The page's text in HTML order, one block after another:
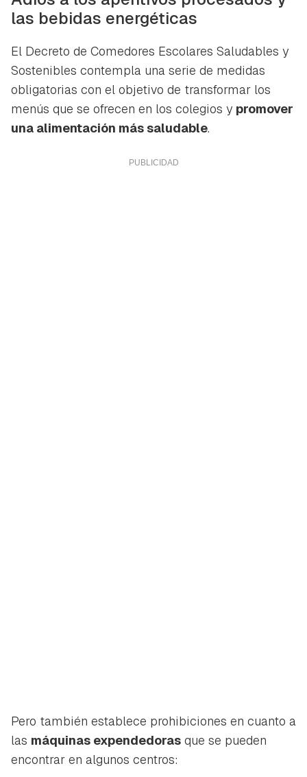
las bebidas energéticas
El Decreto de Comedores Escolares Saludables y
Sostenibles contempla una serie de medidas
obligatorias con el objetivo de transformar los
menús que se ofrecen en los colegios y promover
una alimentación más saludable.
Pero también establece prohibiciones en cuanto a
las máquinas expendedoras que se pueden
encontrar en algunos centros: